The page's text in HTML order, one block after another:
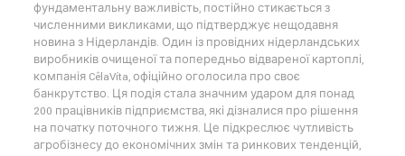
фундаментальну важливість, постійно стикається з
численними викликами, що підтверджує нещодавня
новина з Нідерландів. Один із провідних нідерландських
виробників очищеної та попередньо відвареної картоплі,
компанія CêlaVíta, офіційно оголосила про своє
банкрутство. Ця подія стала значним ударом для понад
200 працівників підприємства, які дізналися про рішення
на початку поточного тижня. Це підкреслює чутливість
агробізнесу до економічних змін та ринкових тенденцій,